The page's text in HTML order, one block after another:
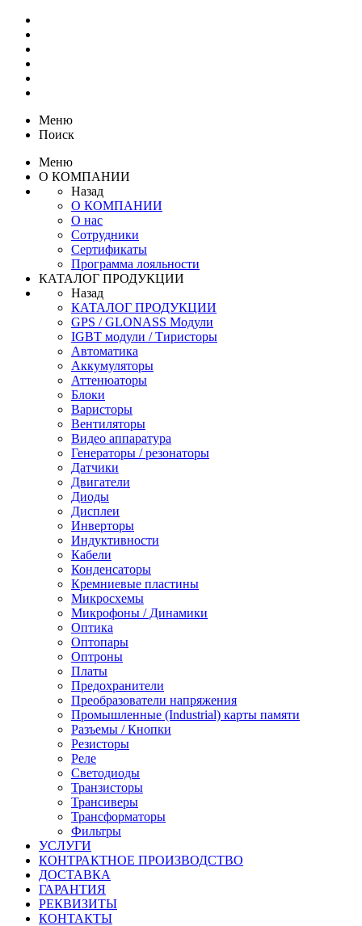
Меню
Поиск
Меню
О КОМПАНИИ
Назад
О КОМПАНИИ
О нас
Сотрудники
Сертификаты
Программа лояльности
КАТАЛОГ ПРОДУКЦИИ
Назад
КАТАЛОГ ПРОДУКЦИИ
GPS / GLONASS Модули
IGBT модули / Тиристоры
Автоматика
Аккумуляторы
Аттенюаторы
Блоки
Варисторы
Вентиляторы
Видео аппаратура
Генераторы / резонаторы
Датчики
Двигатели
Диоды
Дисплеи
Инверторы
Индуктивности
Кабели
Конденсаторы
Кремниевые пластины
Микросхемы
Микрофоны / Динамики
Оптика
Оптопары
Оптроны
Платы
Предохранители
Преобразователи напряжения
Промышленные (Industrial) карты памяти
Разъемы / Кнопки
Резисторы
Реле
Светодиоды
Транзисторы
Трансиверы
Трансформаторы
Фильтры
УСЛУГИ
КОНТРАКТНОЕ ПРОИЗВОДСТВО
ДОСТАВКА
ГАРАНТИЯ
РЕКВИЗИТЫ
КОНТАКТЫ